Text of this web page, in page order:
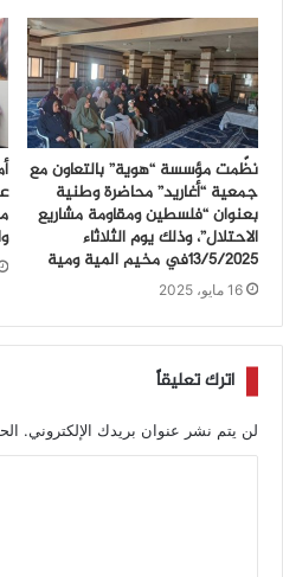
نظّمت مؤسسة “هوية” بالتعاون مع
جمعية “أغاريد” محاضرة وطنية
بعنوان “فلسطين ومقاومة مشاريع
الاحتلال”، وذلك يوم الثلاثاء
13/5/2025في مخيم المية ومية
16 مايو، 2025
اترك تعليقاً
لن يتم نشر عنوان بريدك الإلكتروني.